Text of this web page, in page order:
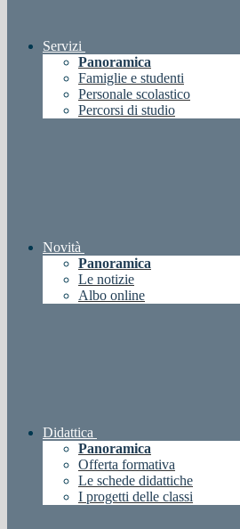
Servizi
Panoramica
Famiglie e studenti
Personale scolastico
Percorsi di studio
Novità
Panoramica
Le notizie
Albo online
Didattica
Panoramica
Offerta formativa
Le schede didattiche
I progetti delle classi